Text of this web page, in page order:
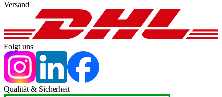
Versand
Folgt uns
Qualität & Sicherheit